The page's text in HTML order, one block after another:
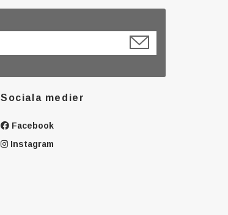
Sociala medier
Facebook
Instagram